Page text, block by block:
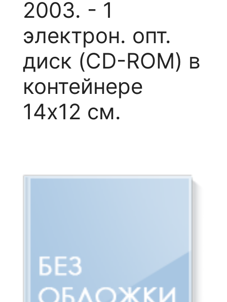
2003. - 1
электрон. опт.
диск (CD-ROM) в
контейнере
14х12 см.